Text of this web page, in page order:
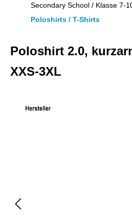
Secondary School / Klasse 7-
Poloshirts / T-Shirts
Poloshirt 2.0,
XXS-3XL